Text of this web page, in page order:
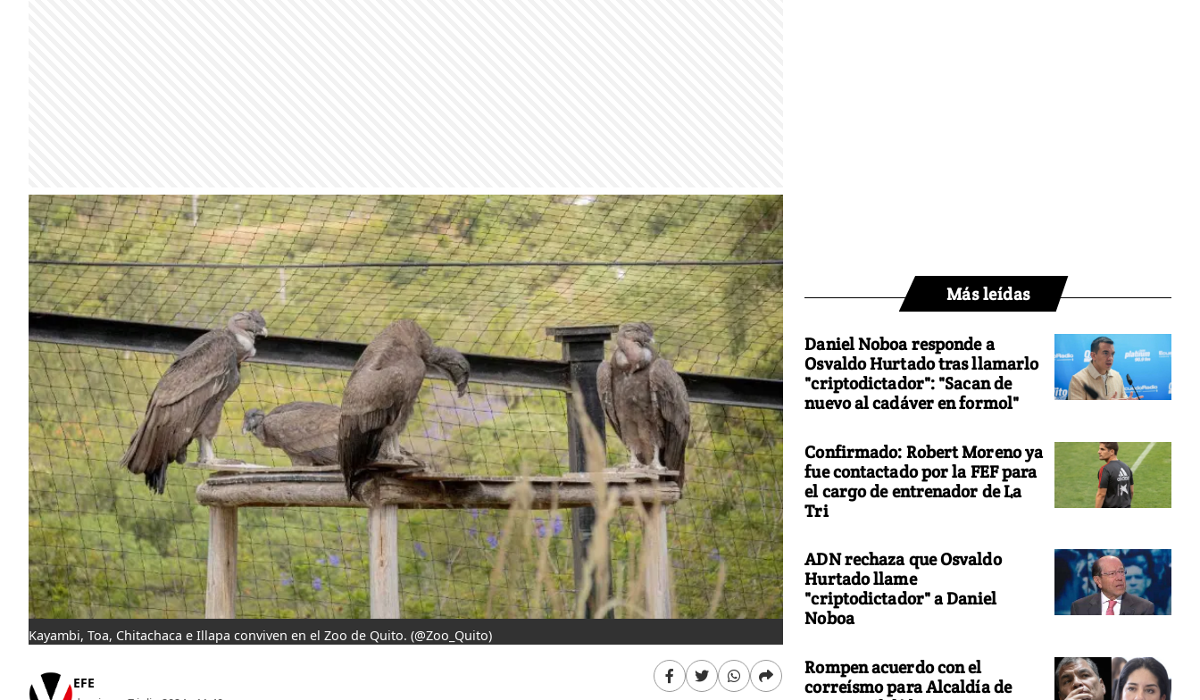
Kayambi, Toa, Chitachaca e Illapa conviven en el Zoo de Quito. (@Zoo_Quito)
EFE
Más leídas
Daniel Noboa responde a
Osvaldo Hurtado tras llamarlo
"criptodictador": "Sacan de
nuevo al cadáver en formol"
Confirmado: Robert Moreno ya
fue contactado por la FEF para
el cargo de entrenador de La
Tri
ADN rechaza que Osvaldo
Hurtado llame
"criptodictador" a Daniel
Noboa
Rompen acuerdo con el
correísmo para Alcaldía de